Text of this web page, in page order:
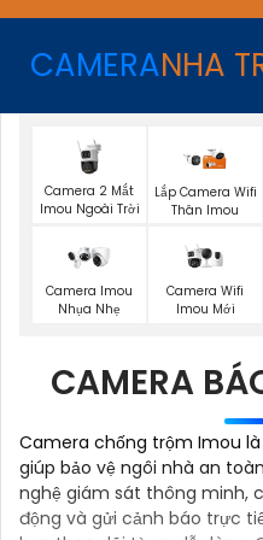
CAMERANHA
Camera 2 Mắt
Imou Ngoài Trời
Lắp Camera Wifi
Thân Imou
Camera Imou
Nhụa Nhẹ
Camera Wifi
Imou Mới
CAMERA
Camera chống trộm Imou
giúp bảo vệ ngôi nhà an
nghệ giám sát thông minh,
động và gửi cảnh báo trực